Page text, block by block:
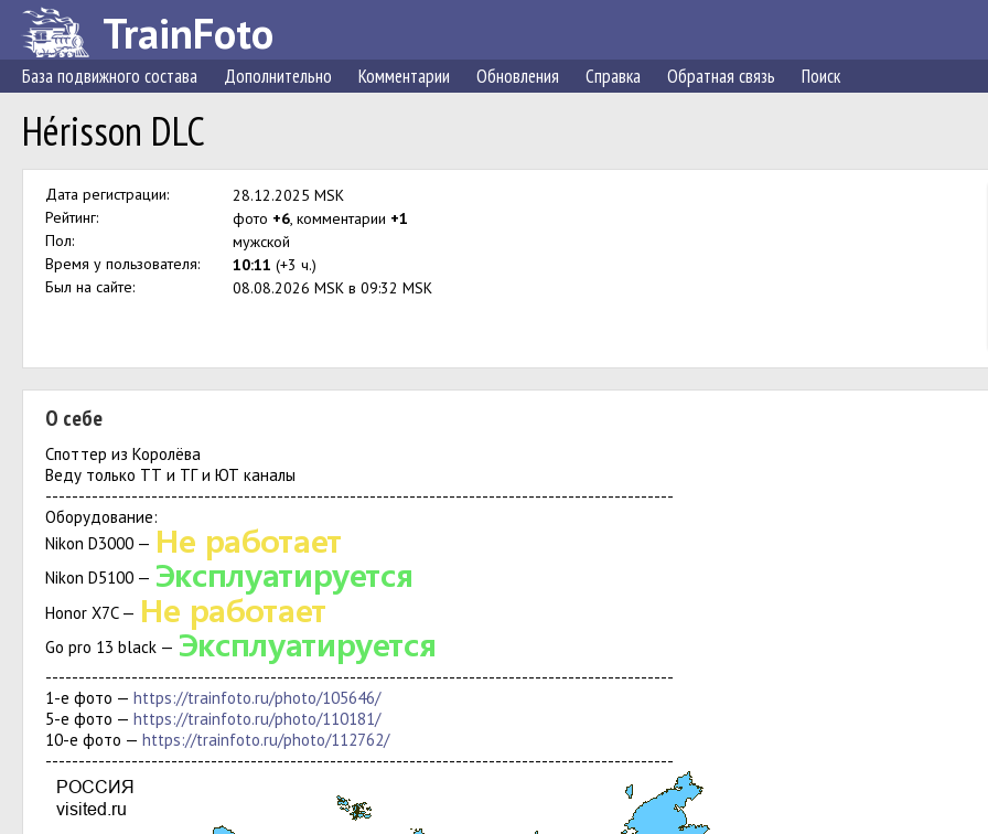
TrainFoto
База подвижного состава Дополнительно Комментарии Обновления Справка Обратная связь Поиск
Hérisson DLC
Дата регистрации:
28.12.2025 MSK
Рейтинг:
фото +6, комментарии +1
Пол:
мужской
Время у пользователя:
10:11 (+3 ч.)
Был на сайте:
08.08.2026 MSK в 09:32 MSK
О себе
Споттер из Королёва
Веду только ТТ и ТГ и ЮТ каналы
-----------------------------------------------------------------------------------------------
Оборудование:
Nikon D3000 —
Nikon D5100 —
Honor X7C —
Go pro 13 black —
-----------------------------------------------------------------------------------------------
1-е фото — https://trainfoto.ru/photo/105646/
5-е фото — https://trainfoto.ru/photo/110181/
10-е фото — https://trainfoto.ru/photo/112762/
-----------------------------------------------------------------------------------------------